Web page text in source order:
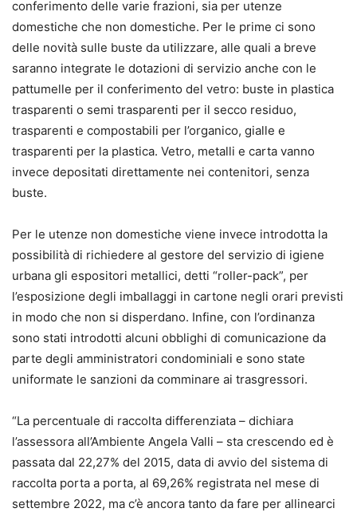
conferimento delle varie frazioni, sia per utenze
domestiche che non domestiche. Per le prime ci sono
delle novità sulle buste da utilizzare, alle quali a breve
saranno integrate le dotazioni di servizio anche con le
pattumelle per il conferimento del vetro: buste in plastica
trasparenti o semi trasparenti per il secco residuo,
trasparenti e compostabili per l’organico, gialle e
trasparenti per la plastica. Vetro, metalli e carta vanno
invece depositati direttamente nei contenitori, senza
buste.
Per le utenze non domestiche viene invece introdotta la
possibilità di richiedere al gestore del servizio di igiene
urbana gli espositori metallici, detti “roller-pack”, per
l’esposizione degli imballaggi in cartone negli orari previsti
in modo che non si disperdano. Infine, con l’ordinanza
sono stati introdotti alcuni obblighi di comunicazione da
parte degli amministratori condominiali e sono state
uniformate le sanzioni da comminare ai trasgressori.
“La percentuale di raccolta differenziata – dichiara
l’assessora all’Ambiente Angela Valli – sta crescendo ed è
passata dal 22,27% del 2015, data di avvio del sistema di
raccolta porta a porta, al 69,26% registrata nel mese di
settembre 2022, ma c’è ancora tanto da fare per allinearci